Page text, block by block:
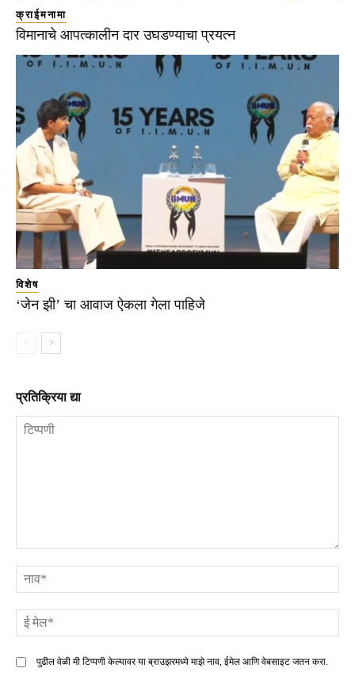
क्राईमनामा
विमानाचे आपत्कालीन दार उघडण्याचा प्रयत्न
विशेष
‘जेन झी’ चा आवाज ऐकला गेला पाहिजे
प्रतिक्रिया द्या
पुढील वेळी मी टिप्पणी केल्यावर या ब्राउझरमध्ये माझे नाव, ईमेल आणि वेबसाइट जतन करा.